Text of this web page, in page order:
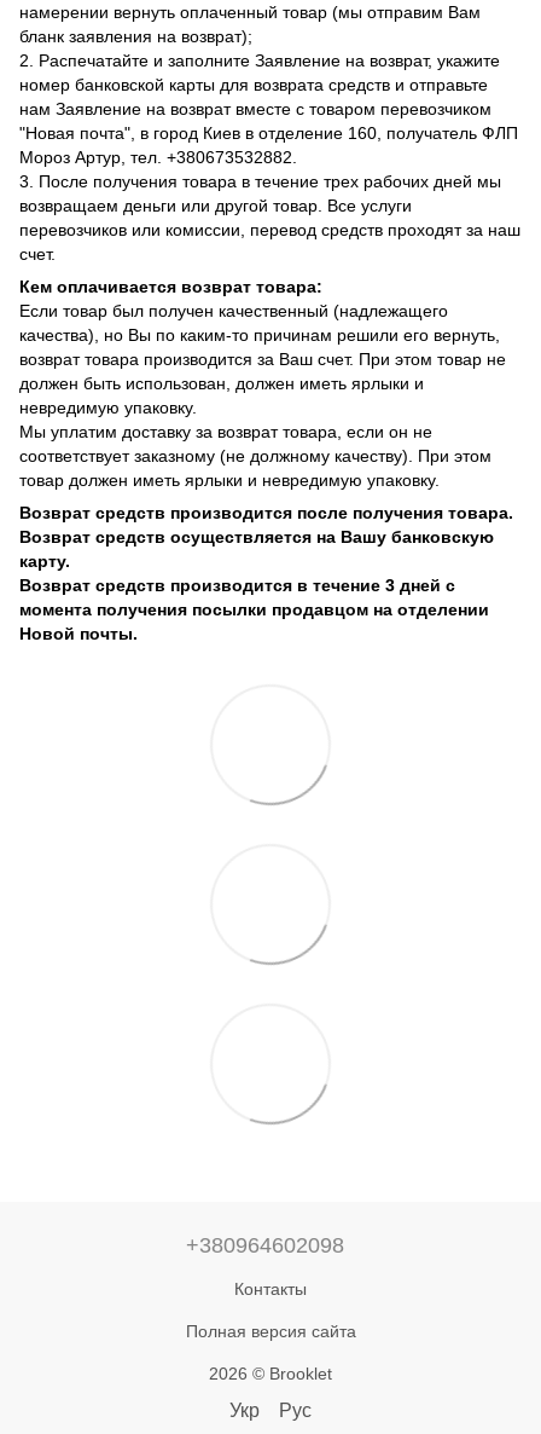
намерении вернуть оплаченный товар (мы отправим Вам
бланк заявления на возврат);
2. Распечатайте и заполните Заявление на возврат, укажите
номер банковской карты для возврата средств и отправьте
нам Заявление на возврат вместе с товаром перевозчиком
"Новая почта", в город Киев в отделение 160, получатель ФЛП
Мороз Артур, тел. +380673532882.
3. После получения товара в течение трех рабочих дней мы
возвращаем деньги или другой товар. Все услуги
перевозчиков или комиссии, перевод средств проходят за наш
счет.
Кем оплачивается возврат товара:
Если товар был получен качественный (надлежащего
качества), но Вы по каким-то причинам решили его вернуть,
возврат товара производится за Ваш счет. При этом товар не
должен быть использован, должен иметь ярлыки и
невредимую упаковку.
Мы уплатим доставку за возврат товара, если он не
соответствует заказному (не должному качеству). При этом
товар должен иметь ярлыки и невредимую упаковку.
Возврат средств производится после получения товара.
Возврат средств осуществляется на Вашу банковскую
карту.
Возврат средств производится в течение 3 дней с
момента получения посылки продавцом на отделении
Новой почты.
+380964602098
Контакты
Полная версия сайта
2026 © Brooklet
Укр Рус